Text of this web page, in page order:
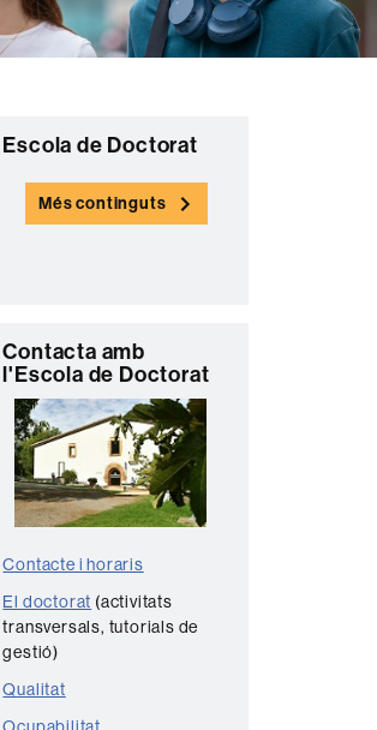
Informació
C
t
e
Escola de Doctorat
Més continguts
C
o
n
a
c
t
e
Contacta amb
l'Escola de Doctorat
Contacte i horaris
El doctorat (activitats
transversals, tutorials de
gestió)
Qualitat